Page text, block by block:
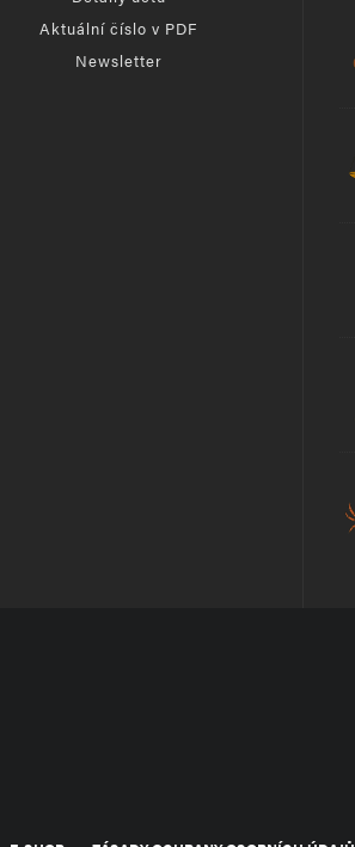
Aktuální číslo v PDF
Newsletter